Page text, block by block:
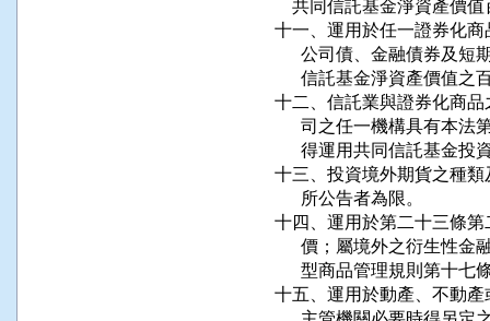
共同信託基金淨資產價
十一、運用於任一證券化
公司債、金融債券及
信託基金淨資產價值之
十二、信託業與證券化商
司之任一機構具有本
得運用共同信託基金
十三、投資境外期貨之種
      所公告者為限。
十四、運用於第二十三條
價；屬境外之衍生性
型商品管理規則第十
十五、運用於動產、不動